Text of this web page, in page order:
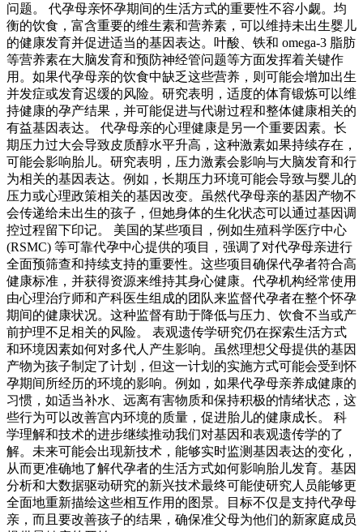
问题。 代孕母亲怀孕期间的生活方式的重要性不容小觑。均
衡的饮食，富含重要的维生素和营养素，可以维持未出生婴儿
的健康发育并促进适当的基因表达。叶酸、铁和 omega-3 脂肪
等营养素在大脑发育和预防神经管问题等方面发挥着关键作
用。如果代孕母亲的饮食中缺乏这些营养，则可能会增加出生
并发症或发育迟缓的风险。研究表明，适度的体育锻炼可以维
持健康的孕产结果，并可能促进与代谢过程和整体健康相关的
有益基因表达。 代孕母亲的心理健康是另一个重要因素。长
期压力过大会导致皮质醇水平升高，这种激素如果持续存在，
可能会影响胎儿。研究表明，压力激素会影响与大脑发育和行
为相关的基因表达。例如，长期压力环境可能会导致与婴儿的
压力或心理政策相关的基因改变。虽然代孕母亲的基因产物不
会传递给未出生的孩子，但她身体的生化状态可以通过基因调
控过程留下印记。 美国的某些项目，例如生殖科学医疗中心
(RSMC) 等可靠代孕中心提供的项目，强调了对代孕母亲进行
全面预筛查和持续支持的重要性。这些项目确保代孕者符合高
健康标准，并获得资源来维持其身心健康。代孕机构经常使用
由心理治疗师和产科医生组成的团队来监督代孕者在整个怀孕
期间的健康状况。这种监督有助于降低与压力、饮食不当或产
前护理不足相关的风险。 表观遗传学研究仍在探索生活方式
和环境因素如何对多代人产生影响。虽然理想父母提供的基因
产物为孩子制定了计划，但这一计划的实施方式可能会受到怀
孕期间所经历的环境的影响。例如，如果代孕母亲养成健康的
习惯，如适当补水、远离有害物质和保持积极的情绪状态，这
些行为可以改善宫内环境的质量，促进胎儿的健康成长。 科
学理解和技术的进步继续推动我们对基因和表观遗传学的了
解。未来可能会出现新技术，能够实时监测基因表达的变化，
从而更准确地了解代孕者的生活方式如何影响胎儿发育。基因
分析和大数据驱动研究的新兴技术最终可能使研究人员能够更
全面地重新描绘这些相互作用的图景。目标不仅是支持代孕母
亲，而且要改善孩子的结果，确保准父母为他们的新家庭成员